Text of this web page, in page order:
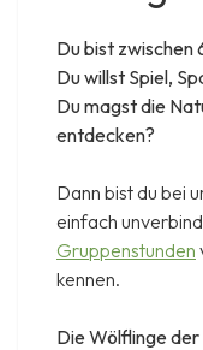
Du bist zwischen
Du willst Spiel,
Du magst die
entdecken?
Dann bist du bei
einfach
Gruppenstunden
kennen.
Die Wölflinge